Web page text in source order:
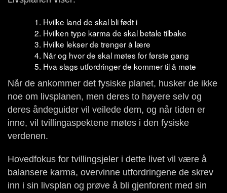
Hvilke land de skal bli født i
Hvilken type karma de skal betale tilbake
Hvilke lekser de trenger å lære
Når og hvor de skal møtes for første gang
Hva slags utfordringer de kommer til å møte
Når de ankommer det fysiske planet, husker de ikke
noe om livsplanen, men deres to høyere selv og
deres åndeguider vil veilede dem, og når tiden er
inne, vil tvillingaspektene møtes i den fysiske
verdenen.
Hovedfokus for tvillingsjeler i dette livet vil være å
balansere karma, overvinne utfordringene de skrev
inn i sin livsplan og prøve å bli gjenforent med sin